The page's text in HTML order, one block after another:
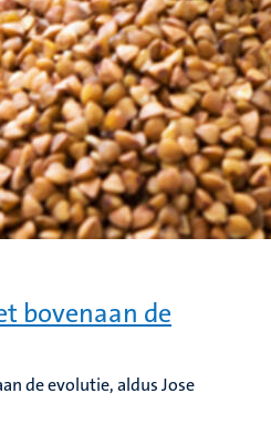
bovenaan de
de evolutie, aldus Jose